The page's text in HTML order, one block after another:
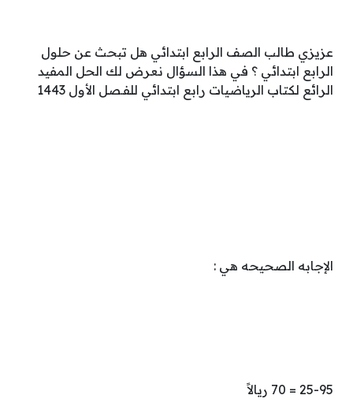
عزيزي طالب الصف الرابع ابتدائي هل تبحث عن حلول
الرابع ابتدائي ؟ في هذا السؤال نعرض لك الحل المفيد
الرائع لكتاب الرياضيات رابع ابتدائي للفـصل الأول 1443
الإجابه الصحيحه هي :
25-95 = 70 ريالاً